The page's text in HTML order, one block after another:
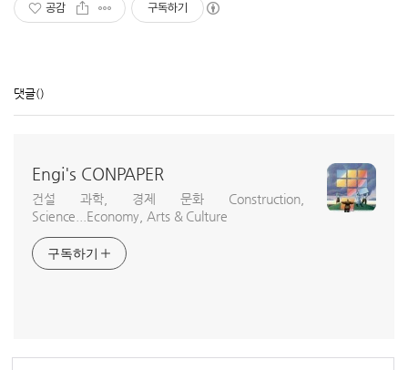
공감 구독하기
댓글()
Engi's CONPAPER
건설 과학, 경제 문화 Construction,
Science...Economy, Arts & Culture
구독하기